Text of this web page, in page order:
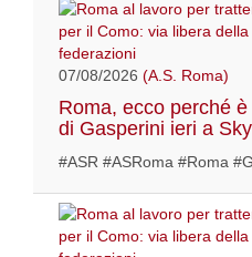
07/08/2026 (A.S. Roma)
Roma, ecco perché
di Gasperini ieri a Sky
#ASR #ASRoma #Roma